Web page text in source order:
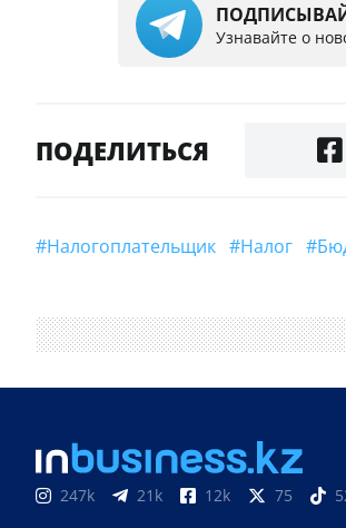
Узнавайте о
ПОДЕЛИТЬСЯ
#Налогоплательщик #налог
247k 21k 12k 75